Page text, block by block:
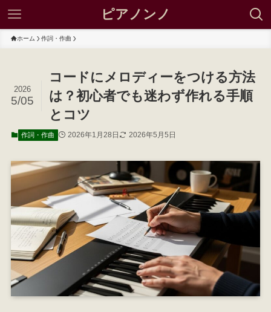
ピアノンノ
ホーム 作詞・作曲
コードにメロディーをつける方法
は？初心者でも迷わず作れる手順
とコツ
2026
5/05
作詞・作曲 2026年1月28日 2026年5月5日